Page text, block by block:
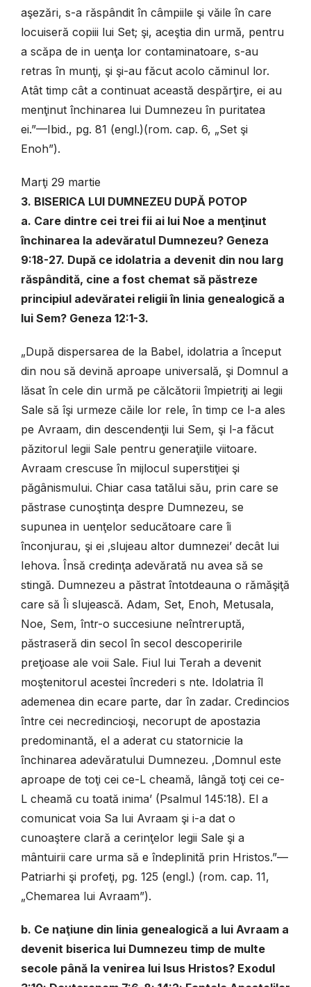
aşezări, s-a răspândit în câmpiile şi văile în care
locuiseră copiii lui Set; şi, aceştia din urmă, pentru
a scăpa de in uenţa lor contaminatoare, s-au
retras în munţi, şi şi-au făcut acolo căminul lor.
Atât timp cât a continuat această despărţire, ei au
menţinut închinarea lui Dumnezeu în puritatea
ei.”—Ibid., pg. 81 (engl.)(rom. cap. 6, „Set şi
Enoh”).
Marţi 29 martie
3. BISERICA LUI DUMNEZEU DUPĂ POTOP
a. Care dintre cei trei fii ai lui Noe a menţinut
închinarea la adevăratul Dumnezeu? Geneza
9:18-27. După ce idolatria a devenit din nou larg
răspândită, cine a fost chemat să păstreze
principiul adevăratei religii în linia genealogică a
lui Sem? Geneza 12:1-3.
„După dispersarea de la Babel, idolatria a început
din nou să devină aproape universală, şi Domnul a
lăsat în cele din urmă pe călcătorii împietriţi ai legii
Sale să îşi urmeze căile lor rele, în timp ce l-a ales
pe Avraam, din descendenţii lui Sem, şi l-a făcut
păzitorul legii Sale pentru generaţiile viitoare.
Avraam crescuse în mijlocul superstiţiei şi
păgânismului. Chiar casa tatălui său, prin care se
păstrase cunoştinţa despre Dumnezeu, se
supunea in uenţelor seducătoare care îi
înconjurau, şi ei ‚slujeau altor dumnezei’ decât lui
Iehova. Însă credinţa adevărată nu avea să se
stingă. Dumnezeu a păstrat întotdeauna o rămăşiţă
care să Îi slujească. Adam, Set, Enoh, Metusala,
Noe, Sem, într-o succesiune neîntreruptă,
păstraseră din secol în secol descoperirile
preţioase ale voii Sale. Fiul lui Terah a devenit
moştenitorul acestei încrederi s nte. Idolatria îl
ademenea din ecare parte, dar în zadar. Credincios
între cei necredincioşi, necorupt de apostazia
predominantă, el a aderat cu statornicie la
închinarea adevăratului Dumnezeu. ‚Domnul este
aproape de toţi cei ce-L cheamă, lângă toţi cei ce-
L cheamă cu toată inima’ (Psalmul 145:18). El a
comunicat voia Sa lui Avraam şi i-a dat o
cunoaştere clară a cerinţelor legii Sale şi a
mântuirii care urma să e îndeplinită prin Hristos.”—
Patriarhi şi profeţi, pg. 125 (engl.) (rom. cap. 11,
„Chemarea lui Avraam”).
b. Ce naţiune din linia genealogică a lui Avraam a
devenit biserica lui Dumnezeu timp de multe
secole până la venirea lui Isus Hristos? Exodul